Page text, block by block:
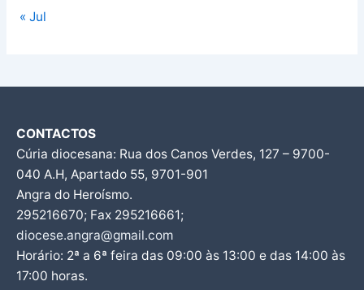
« Jul
CONTACTOS
Cúria diocesana: Rua dos Canos Verdes, 127 – 9700-
040 A.H, Apartado 55, 9701-901
Angra do Heroísmo.
295216670; Fax 295216661;
diocese.angra@gmail.com
Horário: 2ª a 6ª feira das 09:00 às 13:00 e das 14:00 às
17:00 horas.